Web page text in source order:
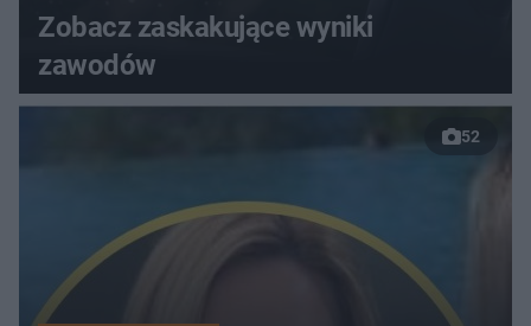
Zobacz zaskakujące wyniki
zawodów
52